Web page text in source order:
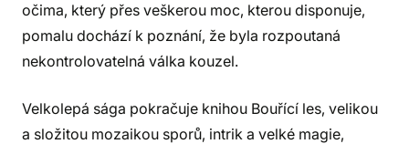
očima, který přes veškerou moc, kterou disponuje,
pomalu dochází k poznání, že byla rozpoutaná
nekontrolovatelná válka kouzel.
Velkolepá sága pokračuje knihou Bouřící les, velikou
a složitou mozaikou sporů, intrik a velké magie,